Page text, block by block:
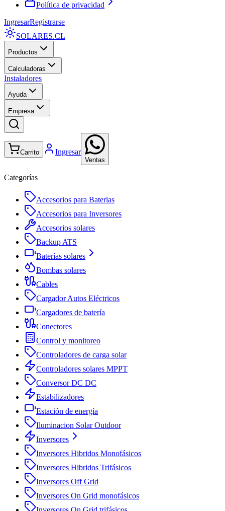
Política de privacidad
IngresarRegistrarse
SOLARES.CL
Productos
Calculadoras
Instaladores
Ayuda
Empresa
Carrito Ingresar
Ventas
Categorías
Accesorios para Baterias
Accesorios para Inversores
Accesorios solares
Backup ATS
Baterías solares
Bombas solares
Cables
Cargador Autos Eléctricos
Cargadores de batería
Conectores
Control y monitoreo
Controladores de carga solar
Controladores solares MPPT
Conversor DC DC
Estabilizadores
Estación de energía
Iluminacion Solar Outdoor
Inversores
Inversores Hibridos Monofásicos
Inversores Hibridos Trifásicos
Inversores Off Grid
Inversores On Grid monofásicos